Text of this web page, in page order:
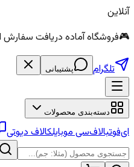
آنلاین
🎮فروشگاه آماده دریافت
تلگرام پشتیبانی
دسته‌بندی محصولات
ای‌فوتبالاف‌سی موبایلکالاف دیوتی